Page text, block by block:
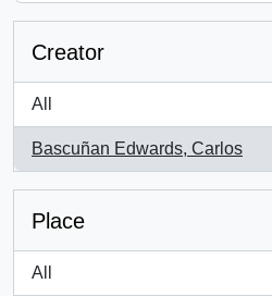
Creator
All
Bascuñan Edwards, Carlos
, 1 results
Place
All